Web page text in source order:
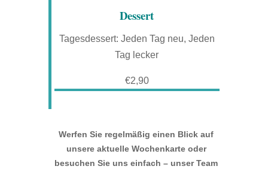
Dessert
Tagesdessert: Jeden Tag neu, Jeden
Tag lecker
€2,90
Werfen Sie regelmäßig einen Blick auf
unsere aktuelle Wochenkarte oder
besuchen Sie uns einfach – unser Team